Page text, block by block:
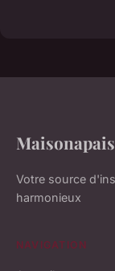
Votre source
harmonieux
NAVIGATION